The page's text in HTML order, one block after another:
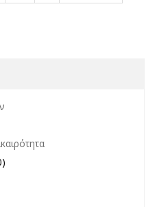
filter
filter
επικαιρότητα filter
filter